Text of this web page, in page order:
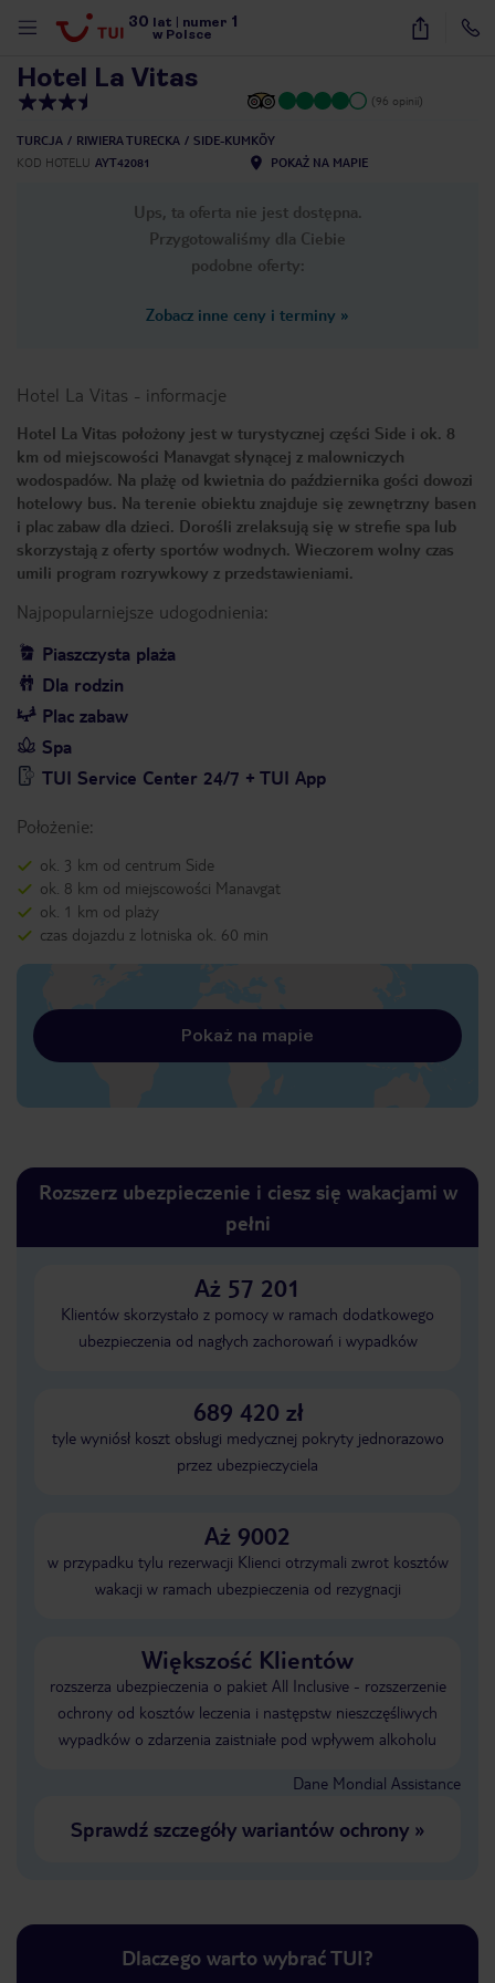
30 lat numer 1
w Polsce
15
Hotel La Vitas
(96 opinii)
TURCJA RIWIERA TURECKA
SIDE-KUMKÖY
KOD HOTELU AYT42081 POKAŻ NA MAPIE
Ups, ta oferta nie jest dostępna.
Przygotowaliśmy dla Ciebie
podobne oferty:
Zobacz inne ceny i terminy »
Hotel La Vitas - informacje
Hotel La Vitas położony jest w turystycznej części Side i ok. 8
km od miejscowości Manavgat słynącej z malowniczych
wodospadów. Na plażę od kwietnia do października gości dowozi
hotelowy bus. Na terenie obiektu znajduje się zewnętrzny basen
i plac zabaw dla dzieci. Dorośli zrelaksują się w strefie spa lub
skorzystają z oferty sportów wodnych. Wieczorem wolny czas
umili program rozrywkowy z przedstawieniami.
Najpopularniejsze udogodnienia:
Piaszczysta plaża
Dla rodzin
Plac zabaw
Spa
TUI Service Center 24/7 + TUI App
Położenie:
ok. 3 km od centrum Side
ok. 8 km od miejscowości Manavgat
ok. 1 km od plaży
czas dojazdu z lotniska ok. 60 min
Pokaż na mapie
Rozszerz ubezpieczenie i ciesz się wakacjami w
pełni
Aż 57 201
Klientów skorzystało z pomocy w ramach dodatkowego
ubezpieczenia od nagłych zachorowań i wypadków
689 420 zł
tyle wyniósł koszt obsługi medycznej pokryty jednorazowo
przez ubezpieczyciela
Aż 9002
w przypadku tylu rezerwacji Klienci otrzymali zwrot kosztów
wakacji w ramach ubezpieczenia od rezygnacji
Większość Klientów
rozszerza ubezpieczenia o pakiet All Inclusive - rozszerzenie
ochrony od kosztów leczenia i następstw nieszczęśliwych
wypadków o zdarzenia zaistniałe pod wpływem alkoholu
Dane Mondial Assistance
Sprawdź szczegóły wariantów ochrony»
Dlaczego warto wybrać TUI?